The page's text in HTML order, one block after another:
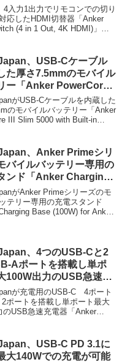
in 1 Out, 4K HDMI)」を
4入力1出力でリモコンでの切り
応したHDMI切替器「Anker
(4 in 1 Out, 4K HDMI)」を
、USB-Cケーブル
た厚さ7.5mmのモバイル
ー「Anker PowerCore
with Built-in USB-C
を発売。
がUSB-Cケーブルを内蔵した
のモバイルバッテリー「Anker
III Slim 5000 with Built-in
、Anker Primeシリ
バイルバッテリー専用の
ンド「Anker Charging
」を発売。
がAnker Primeシリーズのモ
テリー専用の充電スタンド
Base (100W) for Anker
、4つのUSB-Cと2
Aポートを搭載し単ポ
100W出力のUSB急速充
Prime Charger
Ports, GaN)」を発売。
が充電用のUSB-C 4ポート
2ポートを搭載し単ポート最大
のUSB急速充電器「Anker
、USB-C PD 3.1に
大140Wでの充電が可能